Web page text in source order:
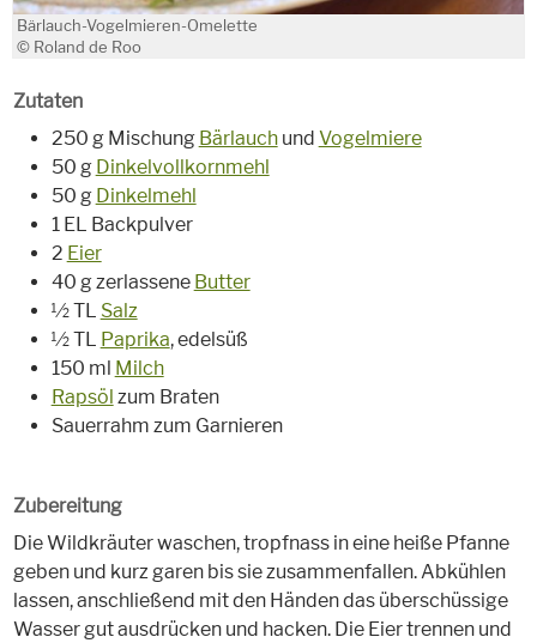
Bärlauch-Vogelmieren-Omelette
© Roland de Roo
Zutaten
250 g Mischung Bärlauchund Vogelmiere
50 g Dinkelvollkornmehl
50 g Dinkelmehl
1 EL Backpulver
2 Eier
40 g zerlassene Butter
½ TL Salz
½ TL Paprika, edelsüß
150 ml Milch
Rapsöl zum Braten
Sauerrahm zum Garnieren
Zubereitung
Die Wildkräuter waschen, tropfnass in eine heiße Pfanne
geben und kurz garen bis sie zusammenfallen. Abkühlen
lassen, anschließend mit den Händen das überschüssige
Wasser gut ausdrücken und hacken. Die Eier trennen und